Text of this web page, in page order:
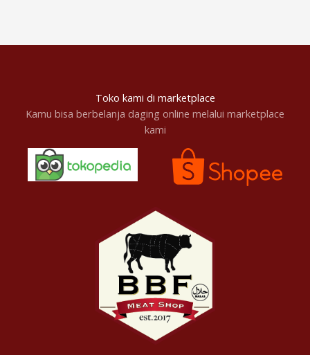
Toko kami di marketplace
Kamu bisa berbelanja daging online melalui marketplace
kami